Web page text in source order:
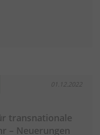
01.12.2022
transnationale
– Neuerungen